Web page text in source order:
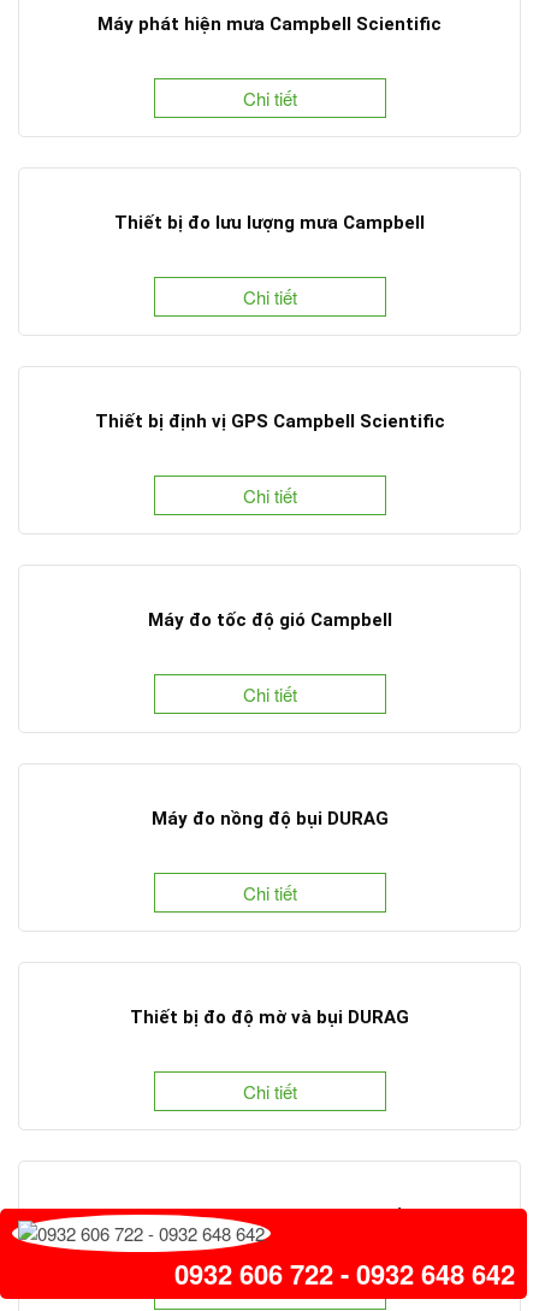
Máy phát hiện mưa Campbell Scientific
Chi tiết
Thiết bị đo lưu lượng mưa Campbell
Chi tiết
Thiết bị định vị GPS Campbell Scientific
Chi tiết
Máy đo tốc độ gió Campbell
Chi tiết
Máy đo nồng độ bụi DURAG
Chi tiết
Thiết bị đo độ mờ và bụi DURAG
Chi tiết
Máy đo lưu lượng khí DURAG cho hệ thống đường
hầm
Chi tiết
0932 606 722 - 0932 648 642